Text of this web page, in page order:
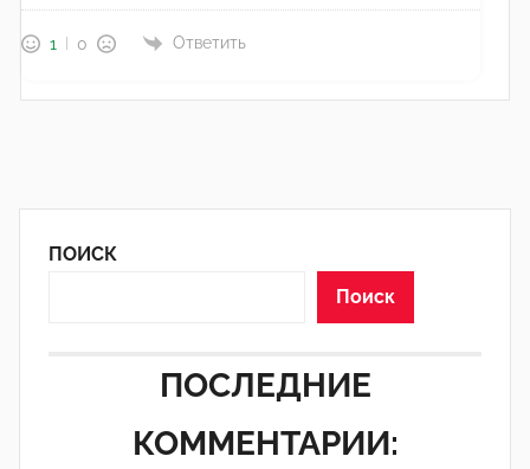
1 0 Ответить
ПОИСК
Поиск
ПОСЛЕДНИЕ
КОММЕНТАРИИ: